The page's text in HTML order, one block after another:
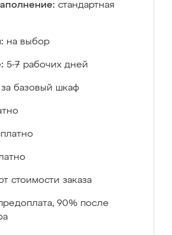
стандартная
на выбор
5-7 рабочих дней
за базовый шкаф
стоимости заказа
90% после